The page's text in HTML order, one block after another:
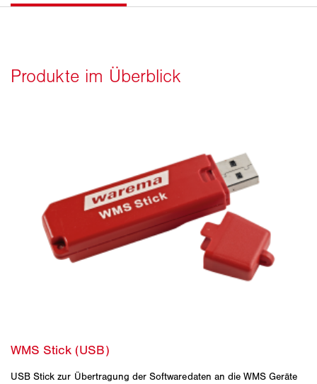
USB Stick zur Übertragung der Softwaredaten an die WMS Geräte